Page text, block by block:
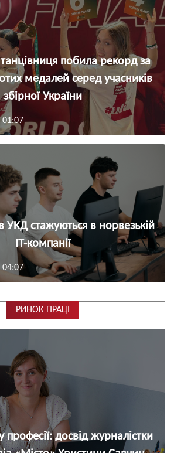
побила рекорд за
медалей серед учасників
збірної України
01:07
УКД стажуються в норвезькій
ІТ-компанії
04:07
РИНОК ПРАЦІ
професії: досвід журналістки